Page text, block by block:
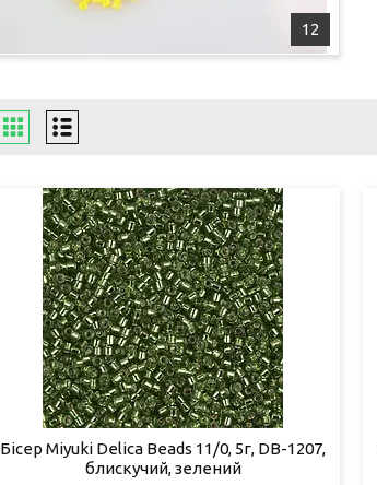
12
Бісер Miyuki Delica Beads 11/0, 5г, DB-1207,
блискучий, зелений